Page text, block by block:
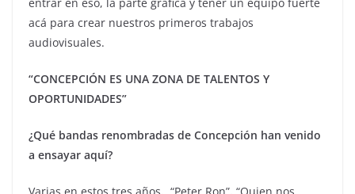
acá para crear nuestros primeros trabajos
audiovisuales.
“CONCEPCIÓN ES UNA ZONA DE TALENTOS Y
OPORTUNIDADES”
¿Qué bandas renombradas de Concepción han venido
a ensayar aquí?